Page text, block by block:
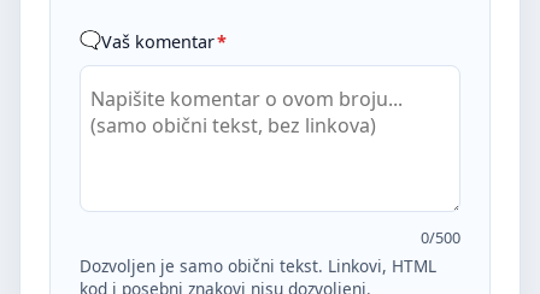
Vaš komentar*
0/500
Dozvoljen je samo obični tekst. Linkovi, HTML
kod i posebni znakovi nisu dozvoljeni.